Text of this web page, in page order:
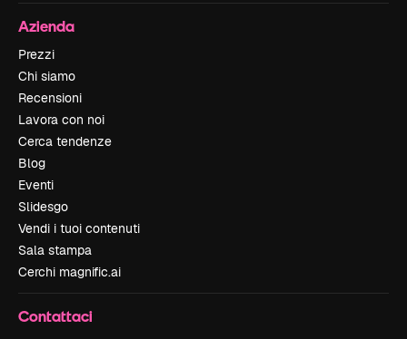
Azienda
Prezzi
Chi siamo
Recensioni
Lavora con noi
Cerca tendenze
Blog
Eventi
Slidesgo
Vendi i tuoi contenuti
Sala stampa
Cerchi magnific.ai
Contattaci